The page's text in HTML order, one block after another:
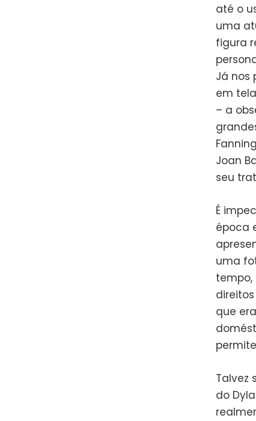
até o
uma
figura
Já nos
em
– a
Joan
seu
É
época
uma
que
Talvez
do